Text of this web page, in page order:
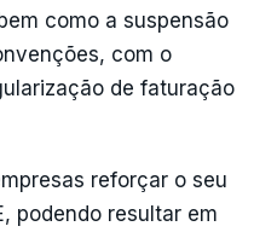
como a suspensão
com o
de faturação
reforçar o seu
podendo resultar em